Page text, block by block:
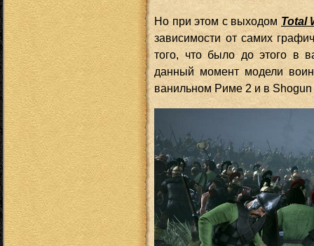
Но при этом с выходом Total
зависимости от самих
того, что было до этого в
данный момент модели
ванильном Риме 2 и в Shogun